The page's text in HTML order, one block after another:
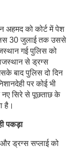
अहमद को कोर्ट में पेश
30 जुलाई तक उससे
गई पुलिस को
से ड्रग्स
बाद पुलिस दो दिन
पर कोई भी
नए सिरे से पूछताछ के
है।
पकड़ा
ड्रग्स सप्लाई को